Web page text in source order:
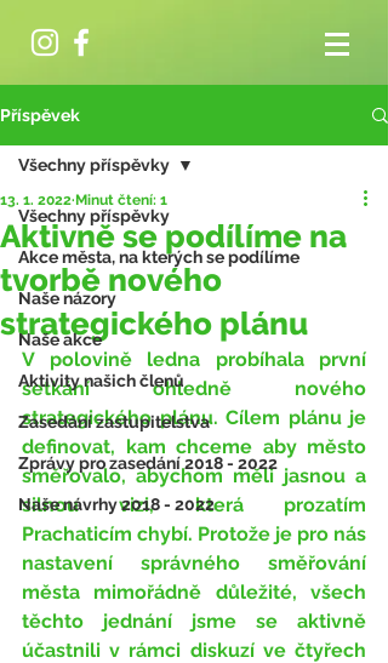
Příspěvek
Všechny příspěvky
Akce města, na kterých se podílíme
Naše názory
Naše akce
Aktivity našich členů
Zasedání zastupitelstva
Zprávy pro zasedání 2018 - 2022
Naše návrhy 2018 - 2022
Všechny příspěvky
Aktivně se podílíme na
tvorbě nového
strategického plánu
13. 1. 2022 Minut čtení: 1
V polovině ledna probíhala první
setkání ohledně nového
strategického plánu. Cílem plánu je
definovat, kam chceme aby město
směřovalo, abychom měli jasnou a
silnou vizi, která prozatím
Prachaticím chybí. Protože je pro nás
nastavení správného směřování
města mimořádně důležité, všech
těchto jednání jsme se aktivně
účastnili v rámci diskuzí ve čtyřech